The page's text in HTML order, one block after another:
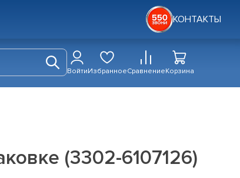
КОНТАКТЫ
ВойтиИзбранноеСравнениеКорзина
(3302-6107126)